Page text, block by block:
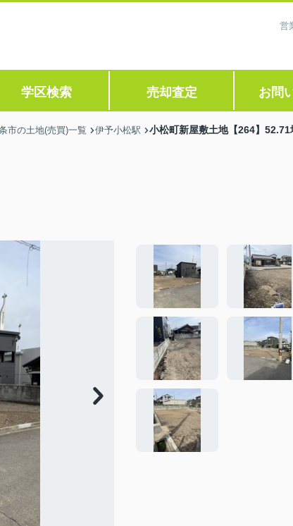
営
学区検索 売却査定 お問
市の土地(売買)一覧 伊予小松駅 小松町新屋敷土地【264】52.71